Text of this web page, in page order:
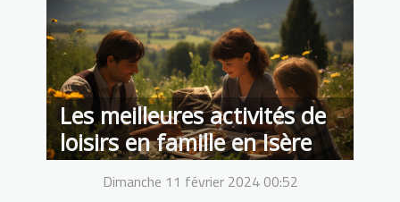
Les meilleures activités de
loisirs en famille en Isère
Dimanche 11 février 2024 00:52